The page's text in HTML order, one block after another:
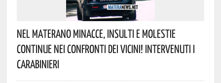
Nel Materano Minacce, Insulti E Molestie
Continue Nei Confronti Dei Vicini! Intervenuti I
Carabinieri